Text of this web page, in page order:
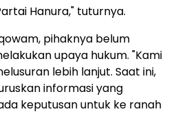
Hanura," tuturnya.
pihaknya belum
upaya hukum. "Kami
lebih lanjut. Saat ini,
informasi yang
keputusan untuk ke ranah